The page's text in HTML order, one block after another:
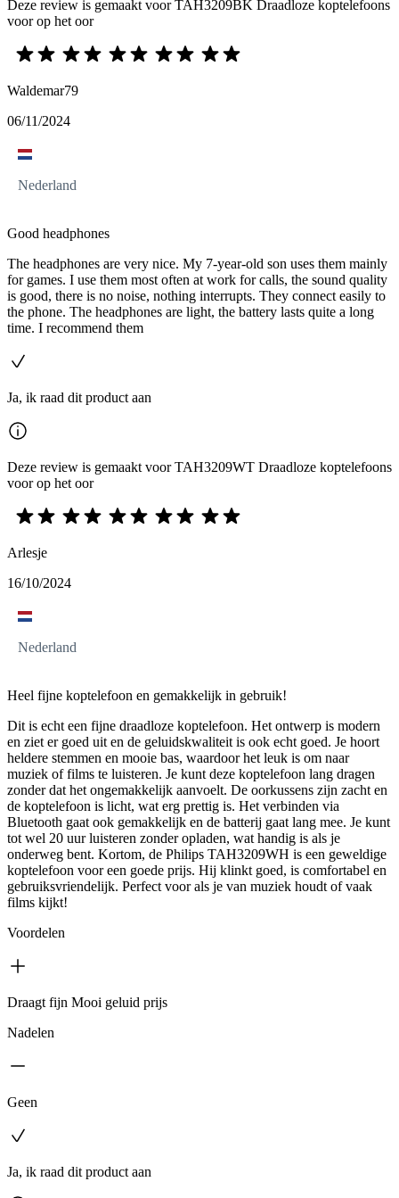
Deze review is gemaakt voor TAH3209BK Draadloze koptelefoons
voor op het oor
Waldemar79
06/11/2024
Nederland
Good headphones
The headphones are very nice. My 7-year-old son uses them mainly
for games. I use them most often at work for calls, the sound quality
is good, there is no noise, nothing interrupts. They connect easily to
the phone. The headphones are light, the battery lasts quite a long
time. I recommend them
Ja, ik raad dit product aan
Deze review is gemaakt voor TAH3209WT Draadloze koptelefoons
voor op het oor
Arlesje
16/10/2024
Nederland
Heel fijne koptelefoon en gemakkelijk in gebruik!
Dit is echt een fijne draadloze koptelefoon. Het ontwerp is modern
en ziet er goed uit en de geluidskwaliteit is ook echt goed. Je hoort
heldere stemmen en mooie bas, waardoor het leuk is om naar
muziek of films te luisteren. Je kunt deze koptelefoon lang dragen
zonder dat het ongemakkelijk aanvoelt. De oorkussens zijn zacht en
de koptelefoon is licht, wat erg prettig is. Het verbinden via
Bluetooth gaat ook gemakkelijk en de batterij gaat lang mee. Je kunt
tot wel 20 uur luisteren zonder opladen, wat handig is als je
onderweg bent. Kortom, de Philips TAH3209WH is een geweldige
koptelefoon voor een goede prijs. Hij klinkt goed, is comfortabel en
gebruiksvriendelijk. Perfect voor als je van muziek houdt of vaak
films kijkt!
Voordelen
Draagt fijn Mooi geluid prijs
Nadelen
Geen
Ja, ik raad dit product aan